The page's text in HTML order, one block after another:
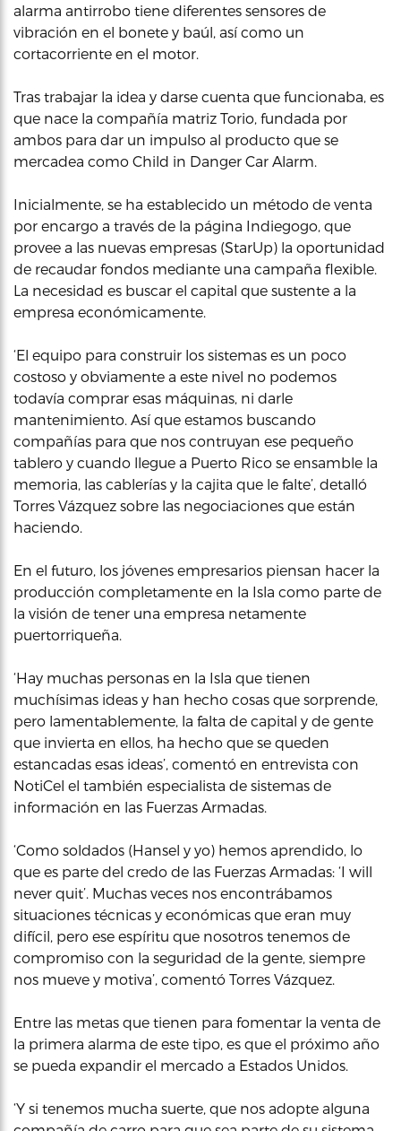
alarma antirrobo tiene diferentes sensores de
vibración en el bonete y baúl, así como un
cortacorriente en el motor.
Tras trabajar la idea y darse cuenta que funcionaba, es
que nace la compañía matriz Torio, fundada por
ambos para dar un impulso al producto que se
mercadea como Child in Danger Car Alarm.
Inicialmente, se ha establecido un método de venta
por encargo a través de la página Indiegogo, que
provee a las nuevas empresas (StarUp) la oportunidad
de recaudar fondos mediante una campaña flexible.
La necesidad es buscar el capital que sustente a la
empresa económicamente.
‘El equipo para construir los sistemas es un poco
costoso y obviamente a este nivel no podemos
todavía comprar esas máquinas, ni darle
mantenimiento. Así que estamos buscando
compañías para que nos contruyan ese pequeño
tablero y cuando llegue a Puerto Rico se ensamble la
memoria, las cablerías y la cajita que le falte’, detalló
Torres Vázquez sobre las negociaciones que están
haciendo.
En el futuro, los jóvenes empresarios piensan hacer la
producción completamente en la Isla como parte de
la visión de tener una empresa netamente
puertorriqueña.
‘Hay muchas personas en la Isla que tienen
muchísimas ideas y han hecho cosas que sorprende,
pero lamentablemente, la falta de capital y de gente
que invierta en ellos, ha hecho que se queden
estancadas esas ideas’, comentó en entrevista con
NotiCel el también especialista de sistemas de
información en las Fuerzas Armadas.
‘Como soldados (Hansel y yo) hemos aprendido, lo
que es parte del credo de las Fuerzas Armadas: ‘I will
never quit’. Muchas veces nos encontrábamos
situaciones técnicas y económicas que eran muy
difícil, pero ese espíritu que nosotros tenemos de
compromiso con la seguridad de la gente, siempre
nos mueve y motiva’, comentó Torres Vázquez.
Entre las metas que tienen para fomentar la venta de
la primera alarma de este tipo, es que el próximo año
se pueda expandir el mercado a Estados Unidos.
‘Y si tenemos mucha suerte, que nos adopte alguna